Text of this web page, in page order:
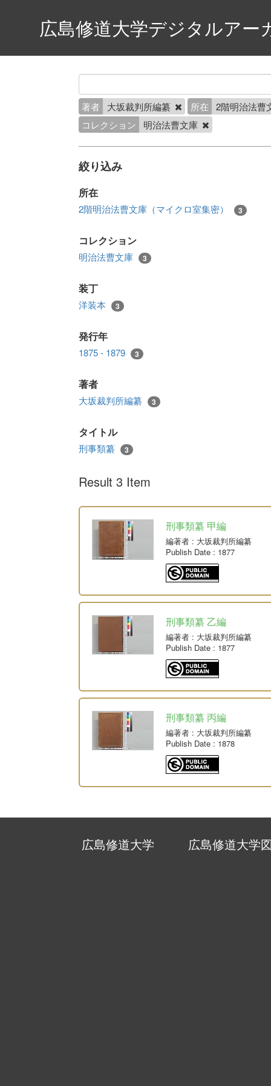
広島修道大学デジタルアー
著者 大坂裁判所編纂 所在
2階明治法曹
コレクション
明治法曹文庫
絞り込み
所在
2階明治法曹文庫（マイクロ室集密） 3
コレクション
明治法曹文庫 3
装丁
洋装本 3
発行年
1875 - 1879 3
著者
大坂裁判所編纂 3
タイトル
刑事類纂 3
Result 3 Item
刑事類纂 甲編
編著者 : 大坂裁判所編纂
Publish Date : 1877
刑事類纂 乙編
編著者 : 大坂裁判所編纂
Publish Date : 1877
刑事類纂 丙編
編著者 : 大坂裁判所編纂
Publish Date : 1878
広島修道大学 広島修道大学